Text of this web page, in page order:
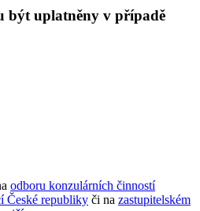
být uplatněny v případě
odboru konzulárních činností
České republiky či na zastupitelském